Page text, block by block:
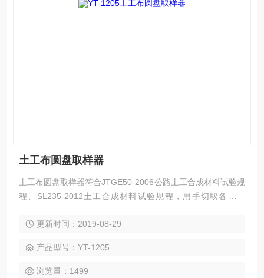
土工布圆盘取样器
土工布圆盘取样器符合JTGE50-2006公路土工合成材料试验规
程、SL235-2012土工合成材料试验规程，用手切取各种毛
更新时间：2019-08-29
产品型号：YT-1205
浏览量：1499